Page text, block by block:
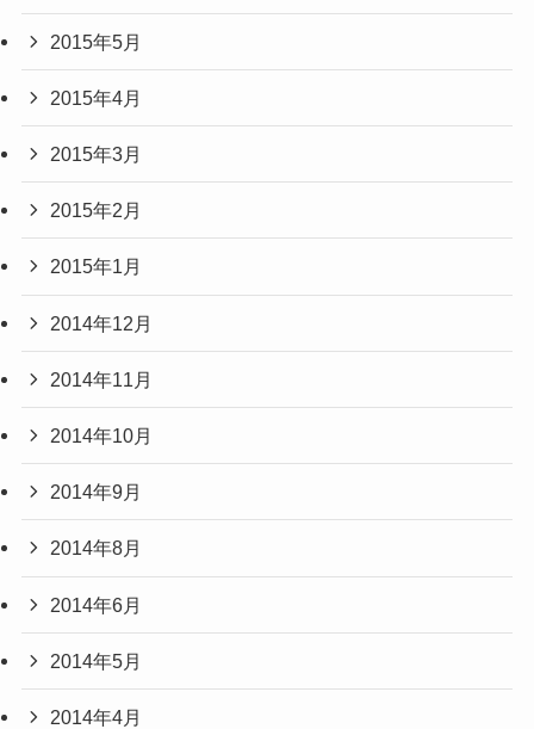
2015年5月
2015年4月
2015年3月
2015年2月
2015年1月
2014年12月
2014年11月
2014年10月
2014年9月
2014年8月
2014年6月
2014年5月
2014年4月